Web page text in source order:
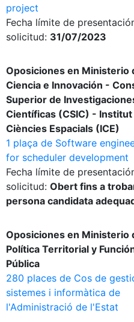
project
Fecha límite de
solicitud: 31/07/2023
Oposiciones en Ministerio
Ciencia e Innovación -
Superior de
Científicas (CSIC) - Institut
Ciències Espacials (ICE)
1 plaça de Software
for scheduler development
Fecha límite de
solicitud: Obert fins a
persona candidata
Oposiciones en Ministerio
Política Territorial y
Pública
280 places de Cos de
sistemes i informàtica de
l'Administració de l'Estat